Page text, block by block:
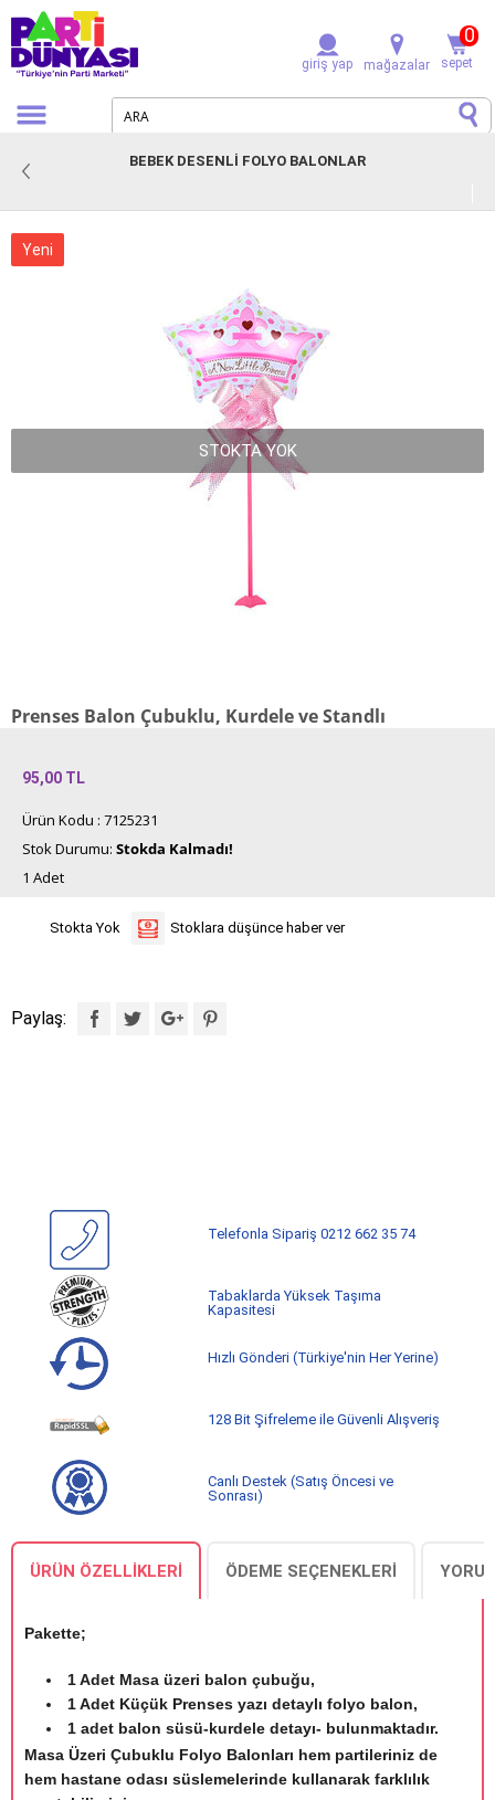
giriş yap mağazalar sepet
0
BEBEK DESENLI FOLYO BALONLAR
Yeni
STOKTA YOK
Prenses Balon Çubuklu, Kurdele ve Standlı
95,00 TL
Ürün Kodu : 7125231
Stok Durumu: Stokda Kalmadı!
1 Adet
Stokta Yok Stoklara düşünce haber ver
Paylaş:
Telefonla Sipariş 0212 662 35 74
Tabaklarda Yüksek Taşıma
Kapasitesi
Hızlı Gönderi (Türkiye'nin Her Yerine)
128 Bit Şifreleme ile Güvenli Alışveriş
Canlı Destek (Satış Öncesi ve
Sonrası)
ÜRÜN ÖZELLIKLERI ÖDEME SEÇENEKLERI
Pakette;
1 Adet Masa üzeri balon çubuğu,
1 Adet Küçük Prenses yazı detaylı folyo balon,
1 adet balon süsü-kurdele detayı- bulunmaktadır.
Masa Üzeri Çubuklu Folyo Balonları hem partileriniz de
hem hastane odası süslemelerinde kullanarak farklılık